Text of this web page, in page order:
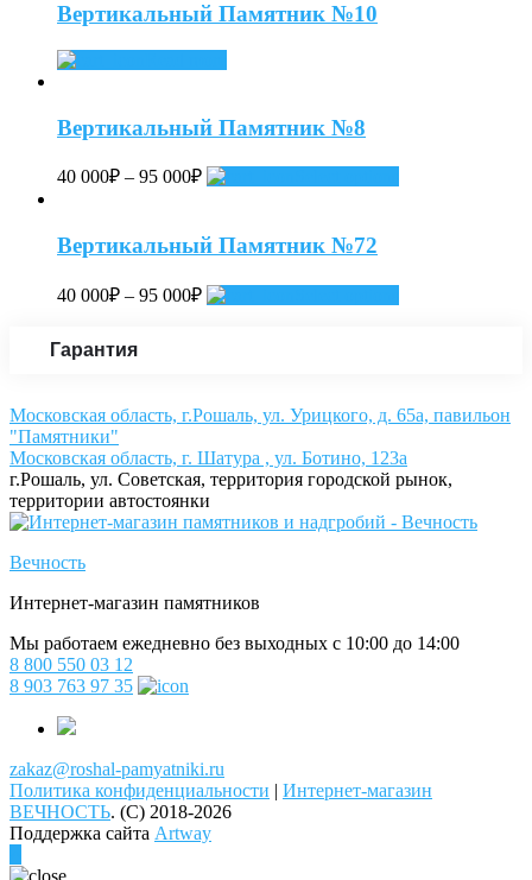
Вертикальный Памятник №10
Вертикальный Памятник №8
40 000₽ – 95 000₽
Вертикальный Памятник №72
40 000₽ – 95 000₽
Гарантия
Московская область, г.Рошаль, ул. Урицкого, д. 65а, павильон
"Памятники"
Московская область, г. Шатура , ул. Ботино, 123а
г.Рошаль, ул. Советская, территория городской рынок,
территории автостоянки
Вечность
Интернет-магазин памятников
Мы работаем ежедневно без выходных с 10:00 до 14:00
8 800 550 03 12
8 903 763 97 35
zakaz@roshal-pamyatniki.ru
Политика конфиденциальности | Интернет-магазин
ВЕЧНОСТЬ. (C) 2018-2026
Поддержка сайта Artway